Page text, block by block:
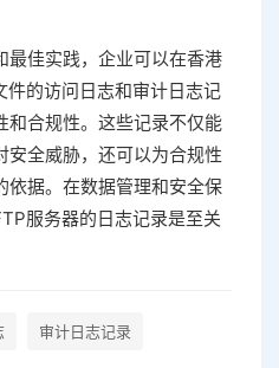
最佳实践，企业可以在香港
的访问日志和审计日志记
和合规性。这些记录不仅能
安全威胁，还可以为合规性
依据。在数据管理和安全保
服务器的日志记录是至关
审计日志记录